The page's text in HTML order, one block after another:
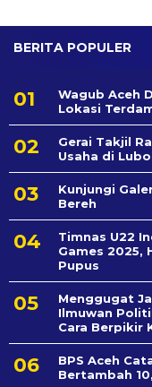
BERITA POPULER
Wagub Aceh
Lokasi
Gerai Takjil
Usaha di
Kunjungi
Bereh
Timnas U22
Games 2025,
Pupus
Menggugat
Ilmuwan
Cara Berpikir
BPS Aceh
Bertambah